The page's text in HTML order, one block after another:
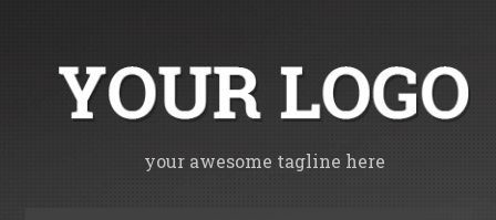
your awesome tagline here